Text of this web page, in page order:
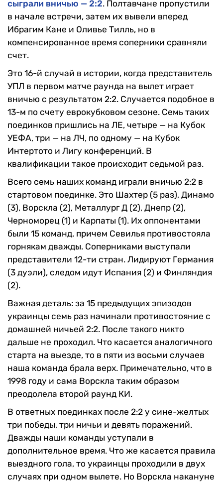
сыграли вничью — 2:2. Полтавчане пропустили
в начале встречи, затем их вывели вперед
Ибрагим Кане и Оливье Тилль, но в
компенсированное время соперники сравняли
счет.
Это 16-й случай в истории, когда представитель
УПЛ в первом матче раунда на вылет играет
вничью с результатом 2:2. Случается подобное в
13-м по счету еврокубковом сезоне. Семь таких
поединков пришлись на ЛЕ, четыре — на Кубок
УЕФА, три — на ЛЧ, по одному — на Кубок
Интертото и Лигу конференций. В
квалификации такое происходит седьмой раз.
Всего семь наших команд играли вничью 2:2 в
стартовом поединке. Это Шахтер (5 раз), Динамо
(3), Ворскла (2), Металлург Д (2), Днепр (2),
Черноморец (1) и Карпаты (1). Их оппонентами
были 15 команд, причем Севилья противостояла
горнякам дважды. Соперниками выступали
представители 12-ти стран. Лидируют Германия
(3 дуэли), следом идут Испания (2) и Финляндия
(2).
Важная деталь: за 15 предыдущих эпизодов
украинцы семь раз начинали противостояние с
домашней ничьей 2:2. После такого никто
дальше не проходил. Что касается аналогичного
старта на выезде, то в пяти из восьми случаев
наша команда брала верх. Примечательно, что в
1998 году и сама Ворскла таким образом
преодолела второй раунд КИ.
В ответных поединках после 2:2 у сине-желтых
три победы, три ничьи и девять поражений.
Дважды наши команды уступали в
дополнительное время. Что же касается правила
выездного гола, то украинцы проходили в двух
случаях при одном вылете. Но Ворскла накануне